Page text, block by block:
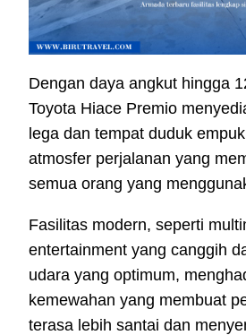
Dengan daya angkut hingga
Toyota Hiace Premio
lega dan tempat duduk
atmosfer perjalanan yang
semua orang yang
Fasilitas modern, seperti
entertainment yang canggih
udara yang optimum,
kemewahan yang membuat
terasa lebih santai dan